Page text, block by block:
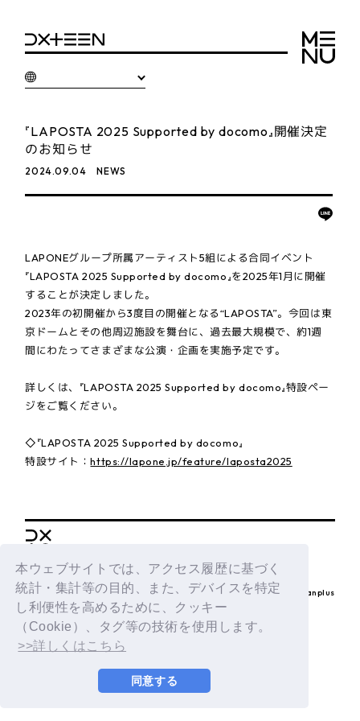
本ウェブサイトでは、アクセス履歴に基づく
統計・集計等の目的、また、デバイスを特定
し利便性を高めるために、クッキー
（Cookie）、タグ等の技術を使用します。
>>詳しくはこちら
同意する
『LAPOSTA 2025 Supported by docomo』開催決定
のお知らせ
2024.09.04 NEWS
LAPONEグループ所属アーティスト5組による合同イベント
『LAPOSTA 2025 Supported by docomo』を2025年1月に開催
することが決定しました。
2023年の初開催から3度目の開催となる“LAPOSTA”。今回は東
京ドームとその他周辺施設を舞台に、過去最大規模で、約1週
間にわたってさまざまな公演・企画を実施予定です。
詳しくは、『LAPOSTA 2025 Supported by docomo』特設ペー
ジをご覧ください。
◇『LAPOSTA 2025 Supported by docomo』
特設サイト：https://lapone.jp/feature/laposta2025
© LAPONE ENTERTAINMENT / Fanplus